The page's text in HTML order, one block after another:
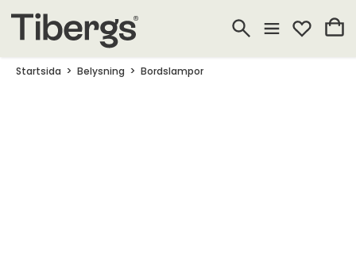
Startsida Belysning Bordslampor